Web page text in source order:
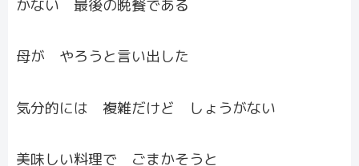
かない 最後の晩餐である
母が やろうと言い出した
気分的には 複雑だけど しょうがない
美味しい料理で ごまかそうと